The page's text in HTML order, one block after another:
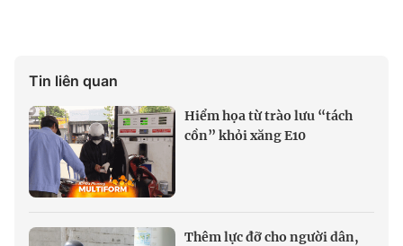
Tin liên quan
Hiểm họa từ trào lưu “tách
cồn” khỏi xăng E10
Thêm lực đỡ cho người dân,